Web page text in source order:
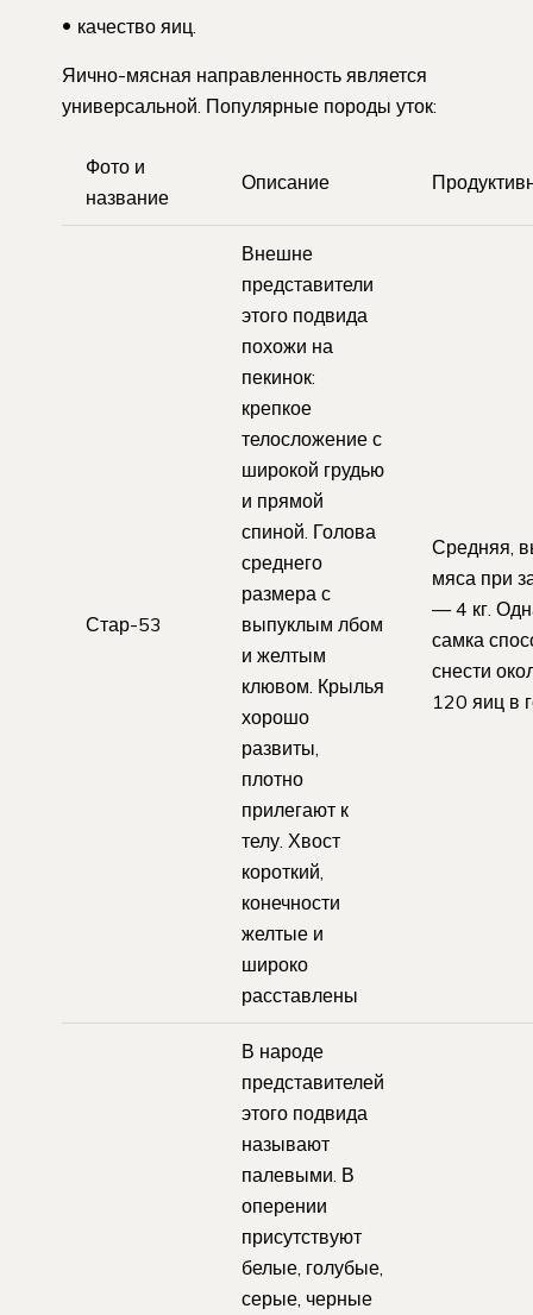
качество яиц.
Яично-мясная направленность является
универсальной. Популярные породы уток:
Фото и
название
Описание
Стар-53
Внешне
представители
этого подвида
похожи на
пекинок:
крепкое
телосложение с
широкой грудью
и прямой
спиной. Голова
среднего
размера с
выпуклым лбом
и желтым
клювом. Крылья
хорошо
развиты,
плотно
прилегают к
телу. Хвост
короткий,
конечности
желтые и
широко
расставлены
Средняя,
мяса при
— 4 кг.
самка
снести
120 яиц в
В народе
представителей
этого подвида
называют
палевыми. В
оперении
присутствуют
белые, голубые,
серые, черные